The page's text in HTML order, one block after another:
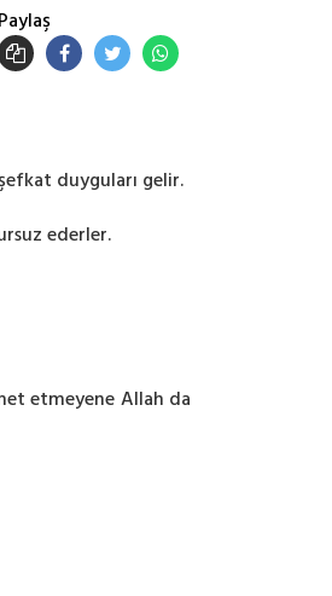
Paylaş
duyguları gelir.
ederler.
etmeyene Allah da